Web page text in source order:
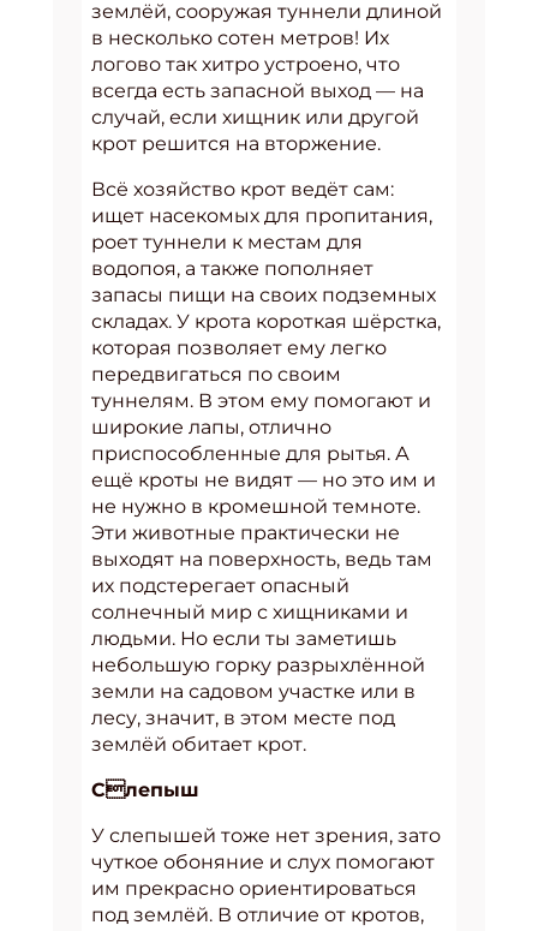
землёй, сооружая туннели длиной
в несколько сотен метров! Их
логово так хитро устроено, что
всегда есть запасной выход — на
случай, если хищник или другой
крот решится на вторжение.
Всё хозяйство крот ведёт сам:
ищет насекомых для пропитания,
роет туннели к местам для
водопоя, а также пополняет
запасы пищи на своих подземных
складах. У крота короткая шёрстка,
которая позволяет ему легко
передвигаться по своим
туннелям. В этом ему помогают и
широкие лапы, отлично
приспособленные для рытья. А
ещё кроты не видят — но это им и
не нужно в кромешной темноте.
Эти животные практически не
выходят на поверхность, ведь там
их подстерегает опасный
солнечный мир с хищниками и
людьми. Но если ты заметишь
небольшую горку разрыхлённой
земли на садовом участке или в
лесу, значит, в этом месте под
землёй обитает крот.
Слепыш
У слепышей тоже нет зрения, зато
чуткое обоняние и слух помогают
им прекрасно ориентироваться
под землёй. В отличие от кротов,